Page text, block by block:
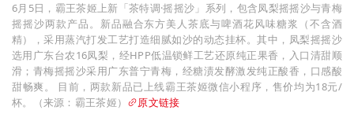
6月5日，霸王茶姬上新「茶特调·摇摇沙」系列，包含凤梨摇摇沙与青梅
摇摇沙两款产品。新品融合东方美人茶底与啤酒花风味糖浆（不含酒
精），采用蒸汽打发工艺打造细腻如沙的动态挂杯。其中，凤梨摇摇沙
选用广东台农16凤梨，经HPP低温锁鲜工艺还原纯正果香，入口清甜顺
滑；青梅摇摇沙采用广东普宁青梅，经糖渍发酵激发纯正酸香，口感酸
甜畅爽。 目前，两款新品已上线霸王茶姬微信小程序，售价均为18元/
杯。（来源：霸王茶姬）
原文链接